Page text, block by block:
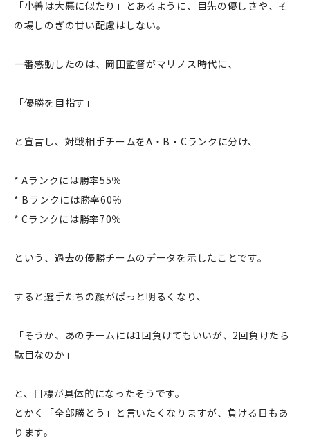
「小善は大悪に似たり」とあるように、目先の優しさや、そ
の場しのぎの甘い配慮はしない。
一番感動したのは、岡田監督がマリノス時代に、
「優勝を目指す」
と宣言し、対戦相手チームをA・B・Cランクに分け、
* Aランクには勝率55％
* Bランクには勝率60％
* Cランクには勝率70％
という、過去の優勝チームのデータを示したことです。
すると選手たちの顔がぱっと明るくなり、
「そうか、あのチームには1回負けてもいいが、2回負けたら
駄目なのか」
と、目標が具体的になったそうです。
とかく「全部勝とう」と言いたくなりますが、負ける日もあ
ります。